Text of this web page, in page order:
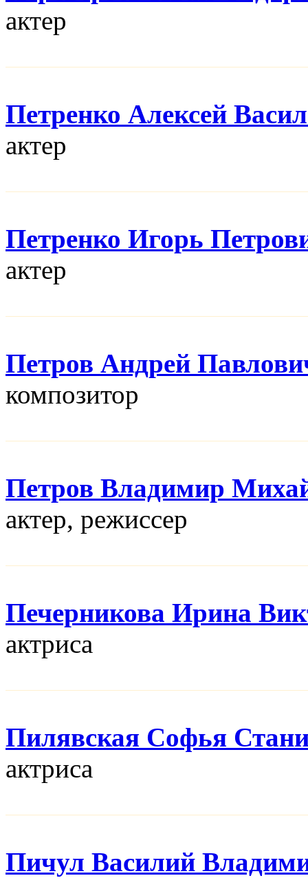
актер
Петренко Алексей
актер
Петренко Игорь
актер
Петров Андрей
композитор
Петров Владимир
актер, режисcер
Печерникова Ирина
актриса
Пилявская Софья
актриса
Пичул Василий